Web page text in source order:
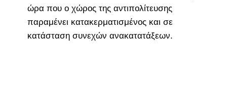
ώρα που ο χώρος της αντιπολίτευσης
παραμένει κατακερματισμένος και σε
κατάσταση συνεχών ανακατατάξεων.